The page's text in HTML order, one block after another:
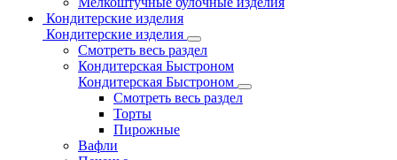
Кондитерские изделия
Кондитерские изделия
Смотреть весь раздел
Кондитерская Быстроном
Кондитерская Быстроном
Смотреть весь раздел
Торты
Пирожные
Вафли